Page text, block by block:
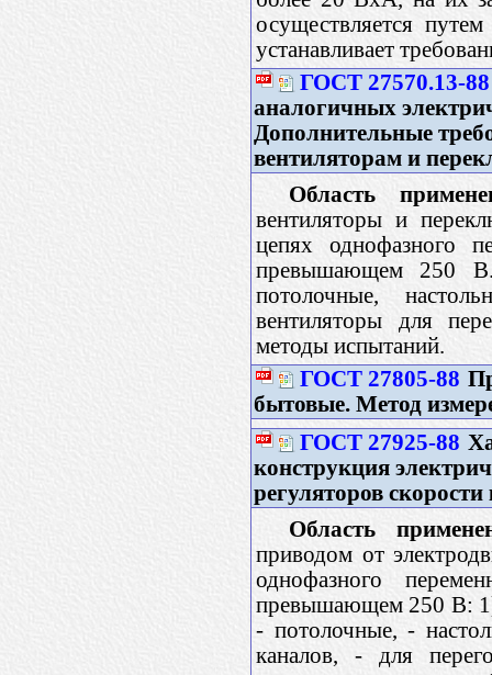
осуществляется
устанавливает
ГОСТ 27570.13-88
аналогичных
Дополнительные
вентиляторам и
Область
вентиляторы и
цепях однофазного
превышающем 250 В.
потолочные,
вентиляторы для
методы испытаний.
ГОСТ 27805-88
бытовые. Метод
ГОСТ 27925-88
конструкция
регуляторов
Область
приводом от
однофазного
превышающем 250 В: 1)
- потолочные, -
каналов, - для